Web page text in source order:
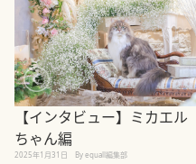
【インタビュー】ミカエル
ちゃん編
2025年1月31日 By equall編集部